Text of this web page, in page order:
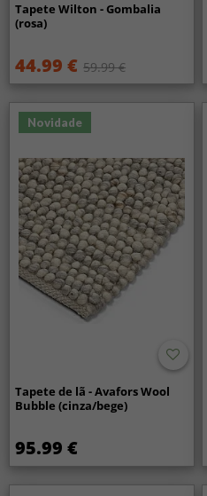
Tapete Wilton - Gombalia
(rosa)
44.99 € 59.99 €
Novidade
Tapete de lã - Avafors Wool
Bubble (cinza/bege)
95.99 €